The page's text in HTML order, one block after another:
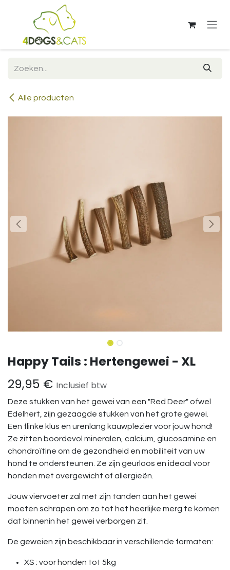
Overslaan naar inhoud
Alle producten
Happy Tails : Hertengewei - XL
29,95 € Inclusief btw
Deze stukken van het gewei van een "Red Deer" ofwel
Edelhert, zijn gezaagde stukken van het grote gewei.
Een flinke klus en urenlang kauwplezier voor jouw hond!
Ze zitten boordevol mineralen, calcium, glucosamine en
chondroïtine om de gezondheid en mobiliteit van uw
hond te ondersteunen. Ze zijn geurloos en ideaal voor
honden met overgewicht of allergieën.
Jouw viervoeter zal met zijn tanden aan het gewei
moeten schrapen om zo tot het heerlijke merg te komen
dat binnenin het gewei verborgen zit.
De geweien zijn beschikbaar in verschillende formaten:
XS : voor honden tot 5kg